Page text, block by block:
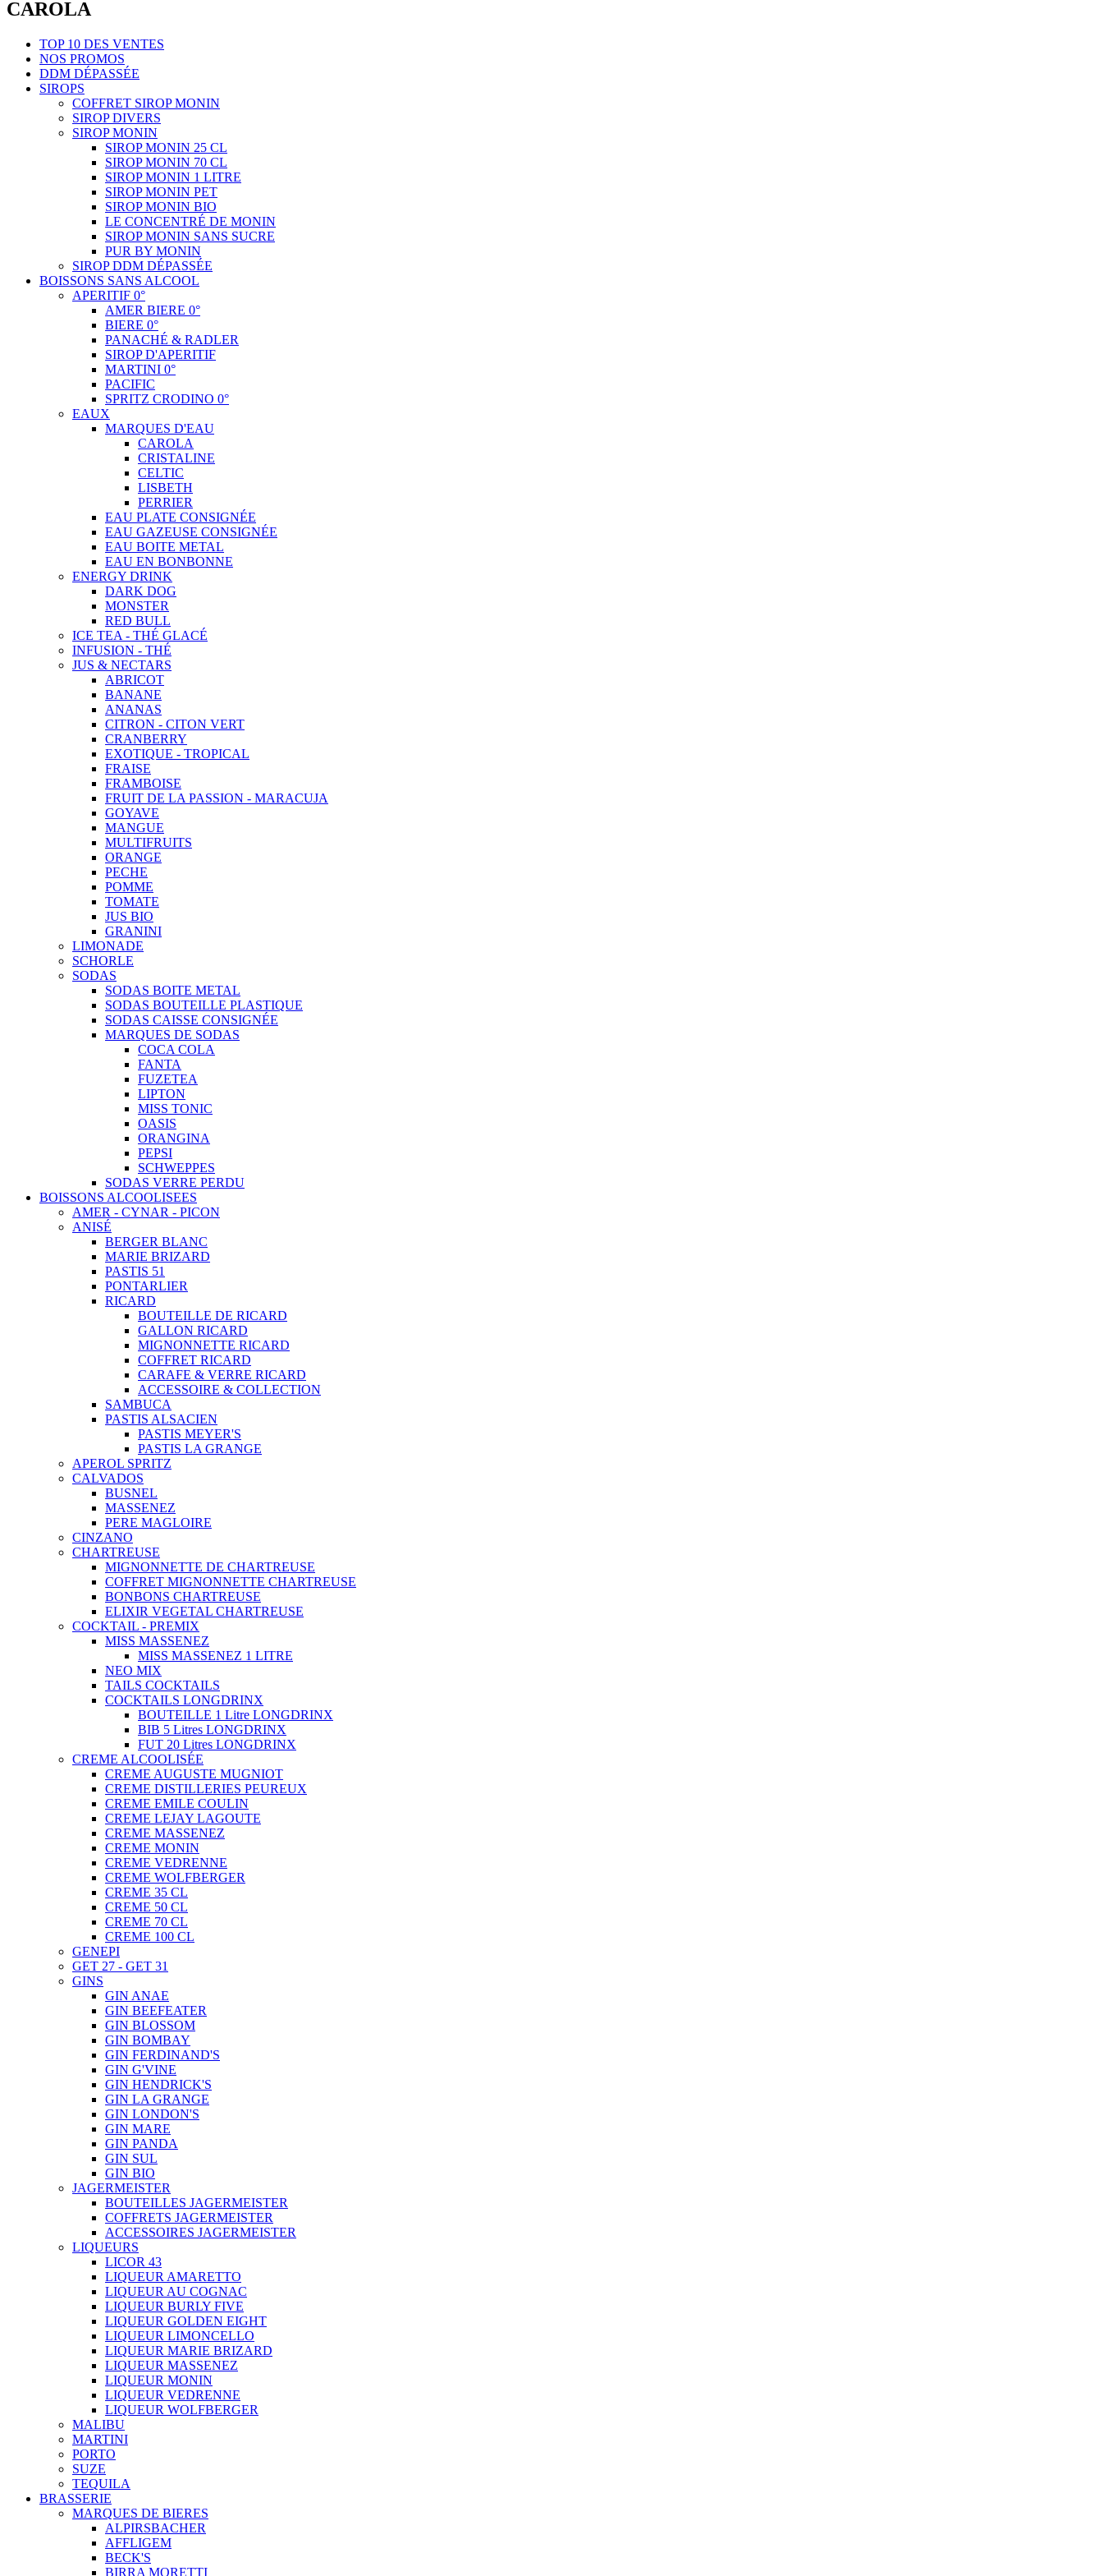
CAROLA
TOP 10 DES VENTES
NOS PROMOS
DDM DÉPASSÉE
SIROPS
COFFRET SIROP MONIN
SIROP DIVERS
SIROP MONIN
SIROP MONIN 25 CL
SIROP MONIN 70 CL
SIROP MONIN 1 LITRE
SIROP MONIN PET
SIROP MONIN BIO
LE CONCENTRÉ DE MONIN
SIROP MONIN SANS SUCRE
PUR BY MONIN
SIROP DDM DÉPASSÉE
BOISSONS SANS ALCOOL
APERITIF 0°
AMER BIERE 0°
BIERE 0°
PANACHÉ & RADLER
SIROP D'APERITIF
MARTINI 0°
PACIFIC
SPRITZ CRODINO 0°
EAUX
MARQUES D'EAU
CAROLA
CRISTALINE
CELTIC
LISBETH
PERRIER
EAU PLATE CONSIGNÉE
EAU GAZEUSE CONSIGNÉE
EAU BOITE METAL
EAU EN BONBONNE
ENERGY DRINK
DARK DOG
MONSTER
RED BULL
ICE TEA - THÉ GLACÉ
INFUSION - THÉ
JUS & NECTARS
ABRICOT
BANANE
ANANAS
CITRON - CITON VERT
CRANBERRY
EXOTIQUE - TROPICAL
FRAISE
FRAMBOISE
FRUIT DE LA PASSION - MARACUJA
GOYAVE
MANGUE
MULTIFRUITS
ORANGE
PECHE
POMME
TOMATE
JUS BIO
GRANINI
LIMONADE
SCHORLE
SODAS
SODAS BOITE METAL
SODAS BOUTEILLE PLASTIQUE
SODAS CAISSE CONSIGNÉE
MARQUES DE SODAS
COCA COLA
FANTA
FUZETEA
LIPTON
MISS TONIC
OASIS
ORANGINA
PEPSI
SCHWEPPES
SODAS VERRE PERDU
BOISSONS ALCOOLISEES
AMER - CYNAR - PICON
ANISÉ
BERGER BLANC
MARIE BRIZARD
PASTIS 51
PONTARLIER
RICARD
BOUTEILLE DE RICARD
GALLON RICARD
MIGNONNETTE RICARD
COFFRET RICARD
CARAFE & VERRE RICARD
ACCESSOIRE & COLLECTION
SAMBUCA
PASTIS ALSACIEN
PASTIS MEYER'S
PASTIS LA GRANGE
APEROL SPRITZ
CALVADOS
BUSNEL
MASSENEZ
PERE MAGLOIRE
CINZANO
CHARTREUSE
MIGNONNETTE DE CHARTREUSE
COFFRET MIGNONNETTE CHARTREUSE
BONBONS CHARTREUSE
ELIXIR VEGETAL CHARTREUSE
COCKTAIL - PREMIX
MISS MASSENEZ
MISS MASSENEZ 1 LITRE
NEO MIX
TAILS COCKTAILS
COCKTAILS LONGDRINX
BOUTEILLE 1 Litre LONGDRINX
BIB 5 Litres LONGDRINX
FUT 20 Litres LONGDRINX
CREME ALCOOLISÉE
CREME AUGUSTE MUGNIOT
CREME DISTILLERIES PEUREUX
CREME EMILE COULIN
CREME LEJAY LAGOUTE
CREME MASSENEZ
CREME MONIN
CREME VEDRENNE
CREME WOLFBERGER
CREME 35 CL
CREME 50 CL
CREME 70 CL
CREME 100 CL
GENEPI
GET 27 - GET 31
GINS
GIN ANAE
GIN BEEFEATER
GIN BLOSSOM
GIN BOMBAY
GIN FERDINAND'S
GIN G'VINE
GIN HENDRICK'S
GIN LA GRANGE
GIN LONDON'S
GIN MARE
GIN PANDA
GIN SUL
GIN BIO
JAGERMEISTER
BOUTEILLES JAGERMEISTER
COFFRETS JAGERMEISTER
ACCESSOIRES JAGERMEISTER
LIQUEURS
LICOR 43
LIQUEUR AMARETTO
LIQUEUR AU COGNAC
LIQUEUR BURLY FIVE
LIQUEUR GOLDEN EIGHT
LIQUEUR LIMONCELLO
LIQUEUR MARIE BRIZARD
LIQUEUR MASSENEZ
LIQUEUR MONIN
LIQUEUR VEDRENNE
LIQUEUR WOLFBERGER
MALIBU
MARTINI
PORTO
SUZE
TEQUILA
BRASSERIE
MARQUES DE BIERES
ALPIRSBACHER
AFFLIGEM
BECK'S
BIRRA MORETTI